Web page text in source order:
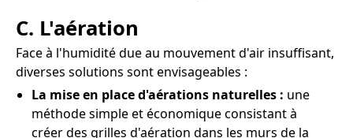
C. L'aération
Face à l'humidité due au mouvement d'air insuffisant,
diverses solutions sont envisageables :
La mise en place d'aérations naturelles : une
méthode simple et économique consistant à
créer des grilles d'aération dans les murs de la